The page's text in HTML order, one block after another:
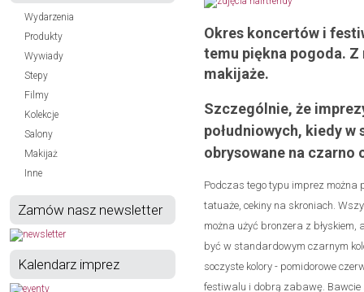
Wydarzenia
Produkty
Wywiady
Stepy
Filmy
Kolekcje
Salony
Makijaż
Inne
Zamów nasz newsletter
Kalendarz imprez
Okres koncertów i
temu piękna pogoda. Z
makijaże.
Szczególnie, że
południowych, kiedy w
obrysowane na czarno
Podczas tego typu imprez można
tatuaże, cekiny na skroniach.
można użyć bronzera z błyskiem,
być w standardowym czarnym
soczyste kolory - pomidorowe
festiwalu i dobrą zabawę. Bawcie